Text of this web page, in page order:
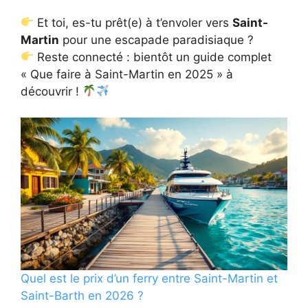
Et toi, es-tu prêt(e) à t’envoler versSaint-
Martin pour une escapade paradisiaque ?
Reste connecté : bientôt un guide complet
« Que faire à Saint-Martin en 2025 » à
découvrir !
Quel est le prix d’un ferry entre Saint-Martin et
Saint-Barth en 2026 ?